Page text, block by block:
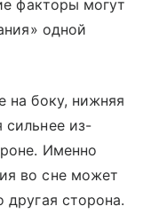
факторы могут
одной
на боку, нижняя
сильнее из-
Именно
во сне может
другая сторона.